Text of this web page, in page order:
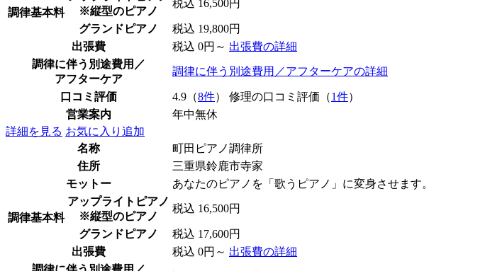
調律基本料
※縦型のピアノ
税込 16,500円
グランドピアノ
税込 19,800円
出張費
税込 0円～ 出張費の詳細
調律に伴う別途費用／
アフターケア
調律に伴う別途費用／アフターケアの詳細
口コミ評価 4.9（8件） 修理の口コミ評価（1件）
営業案内
年中無休
詳細を見る お気に入り追加
名称
町田ピアノ調律所
住所
三重県鈴鹿市寺家
モットー
あなたのピアノを「歌うピアノ」に変身させます。
調律基本料
アップライトピアノ
※縦型のピアノ
税込 16,500円
グランドピアノ
税込 17,600円
出張費
税込 0円～ 出張費の詳細